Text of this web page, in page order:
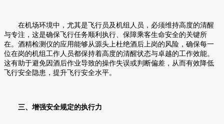
在机场环境中，尤其是飞行员及机组人员，必须维持高度的清醒
与专注，这是确保飞行任务顺利执行、保障乘客生命安全的关键所
在。酒精检测仪的应用能够从源头上杜绝酒后上岗的风险，确保每一
位在岗的机组工作人员都保持着高度的清醒状态与卓越的工作效能。
这有助于避免因酒后作业导致的操作失误或判断偏差，从而有效降低
飞行安全隐患，提升飞行安全水平。
三、增强安全规定的执行力